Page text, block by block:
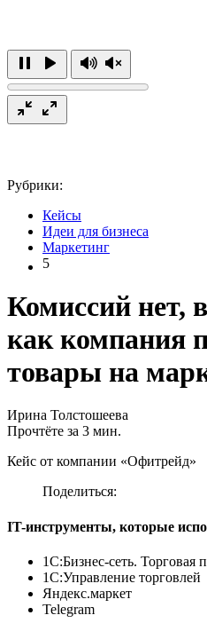
Рубрики:
Кейсы
Идеи для бизнеса
Маркетинг
5
Комиссий нет,
как компания
товары на
Ирина Толстошеева
Прочтёте за 3 мин.
Кейс от компании «Офитрейд»
Поделиться:
IT-инструменты, которые
1С:Бизнес-сеть. Торговая
1С:Управление торговлей
Яндекс.маркет
Telegram